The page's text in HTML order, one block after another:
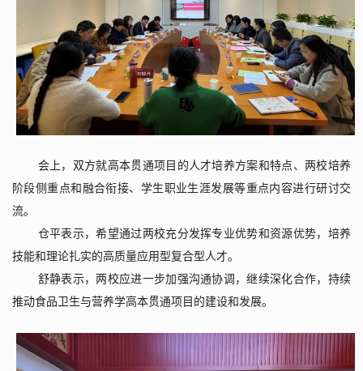
会上，双方就高本贯通项目的人才培养方案和特点、两校培养
阶段侧重点和融合衔接、学生职业生涯发展等重点内容进行研讨交
流。
仓平表示，希望通过两校充分发挥专业优势和资源优势，培养
技能和理论扎实的高质量应用型复合型人才。
舒静表示，两校应进一步加强沟通协调，继续深化合作，持续
推动食品卫生与营养学高本贯通项目的建设和发展。